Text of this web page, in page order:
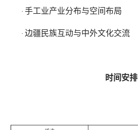
· 手工业产业分布与空间布局
· 边疆民族互动与中外文化交流
时间安排